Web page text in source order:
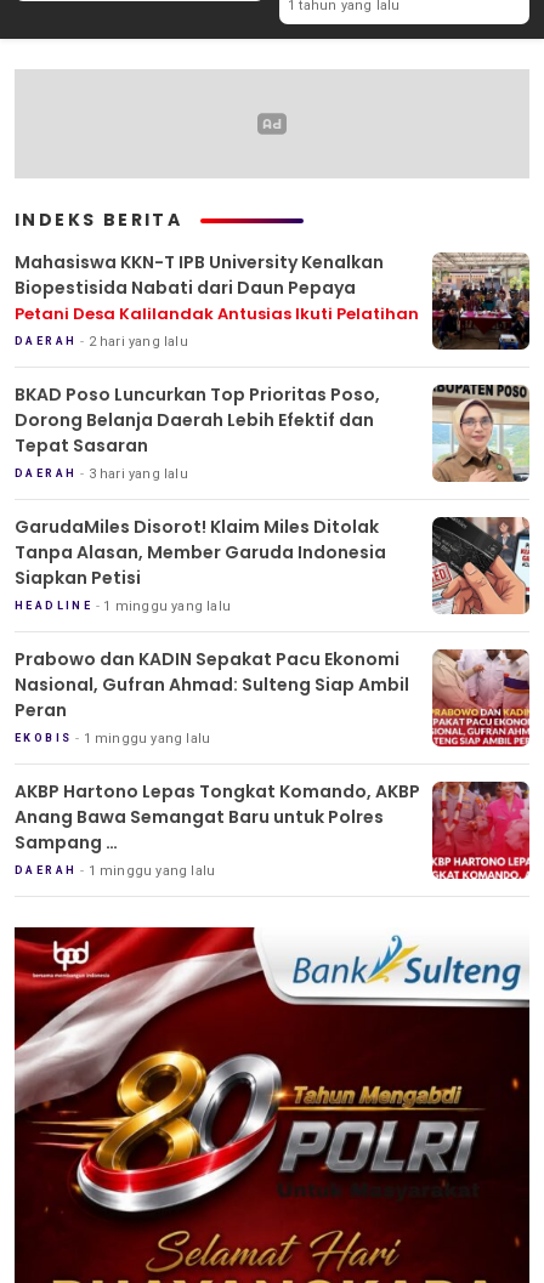
1 tahun yang lalu
INDEKS BERITA
Mahasiswa KKN-T IPB University Kenalkan
Biopestisida Nabati dari Daun Pepaya
Petani Desa Kalilandak Antusias Ikuti Pelatihan
DAERAH 2 hari yang lalu
BKAD Poso Luncurkan Top Prioritas Poso,
Dorong Belanja Daerah Lebih Efektif dan
Tepat Sasaran
DAERAH 3 hari yang lalu
GarudaMiles Disorot! Klaim Miles Ditolak
Tanpa Alasan, Member Garuda Indonesia
Siapkan Petisi
HEADLINE 1 minggu yang lalu
Prabowo dan KADIN Sepakat Pacu Ekonomi
Nasional, Gufran Ahmad: Sulteng Siap Ambil
Peran
EKOBIS 1 minggu yang lalu
AKBP Hartono Lepas Tongkat Komando, AKBP
Anang Bawa Semangat Baru untuk Polres
Sampang
Tradisi Pedang Pora Iringi Sertijab Kapolres
Sampang
DAERAH 1 minggu yang lalu